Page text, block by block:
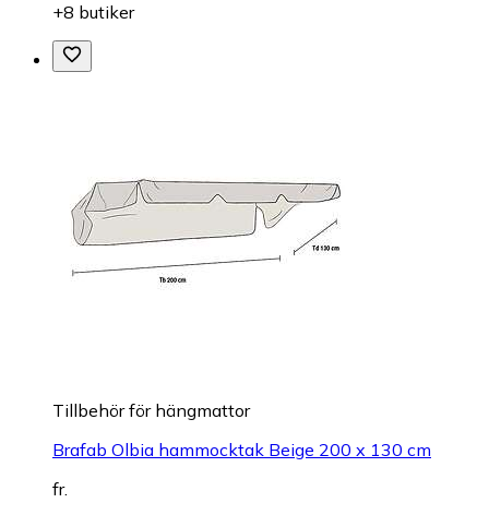
+8 butiker
Tillbehör för hängmattor
Brafab Olbia hammocktak Beige 200 x 130 cm
fr.